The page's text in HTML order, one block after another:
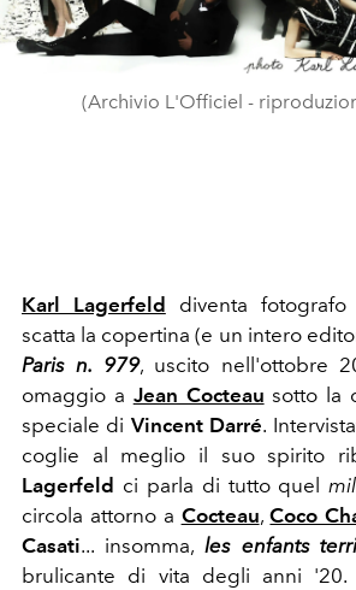
(Archivio L'Officiel -
Karl Lagerfeld diventa fotografo
scatta la copertina (e un intero
Paris n. 979, uscito nell'ottobre
omaggio a Jean Cocteau sotto la
speciale di Vincent Darré.
coglie al meglio il suo spirito
Lagerfeld ci parla di tutto quel
circola attorno a Cocteau,Coco
Casati... insomma, les enfants
brulicante di vita degli anni '20.